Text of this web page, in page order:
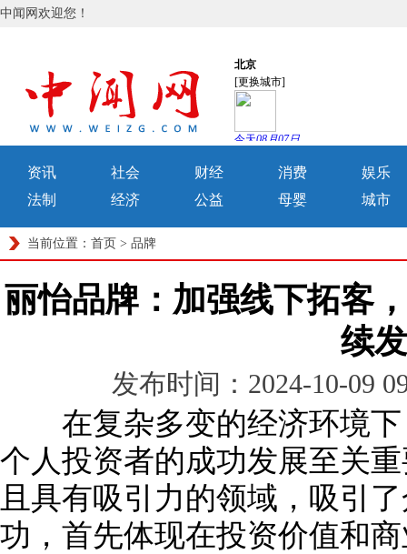
中闻网欢迎您！
资讯 社会 财经 消费
娱乐
法制
经济 公益 母婴 城市
当前位置： 首页 > 品牌
丽怡品牌：加强线下拓客
续
发布时间：2024-10-09
在复杂多变的经济环境下
个人投资者的成功发展至关
且具有吸引力的领域，吸引
功，首先体现在投资价值和